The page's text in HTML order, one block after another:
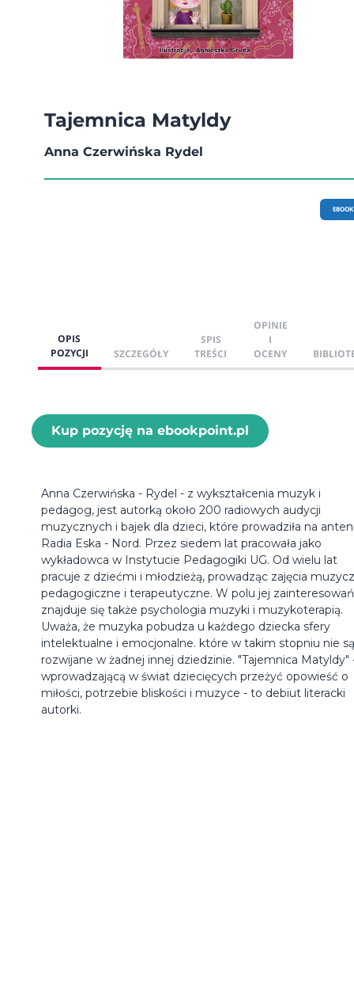
Tajemnica Matyldy
Anna Czerwińska Rydel
EBOOK
OPIS
POZYCJI
SZCZEGÓŁY
SPIS
TREŚCI
OPINIE
I
OCENY
Kup pozycję na ebookpoint.pl
Anna Czerwińska - Rydel - z wykształcenia muzyk i
pedagog, jest autorką około 200 radiowych audycji
muzycznych i bajek dla dzieci, które prowadziła na
Radia Eska - Nord. Przez siedem lat pracowała jako
wykładowca w Instytucie Pedagogiki UG. Od wielu lat
pracuje z dziećmi i młodzieżą, prowadząc zajęcia
pedagogiczne i terapeutyczne. W polu jej zainteresowań
znajduje się także psychologia muzyki i muzykoterapią.
Uważa, że muzyka pobudza u każdego dziecka sfery
intelektualne i emocjonalne. które w takim stopniu nie są
rozwijane w żadnej innej dziedzinie. "Tajemnica Matyldy"
wprowadzającą w świat dziecięcych przeżyć opowieść o
miłości, potrzebie bliskości i muzyce - to debiut literacki
autorki.